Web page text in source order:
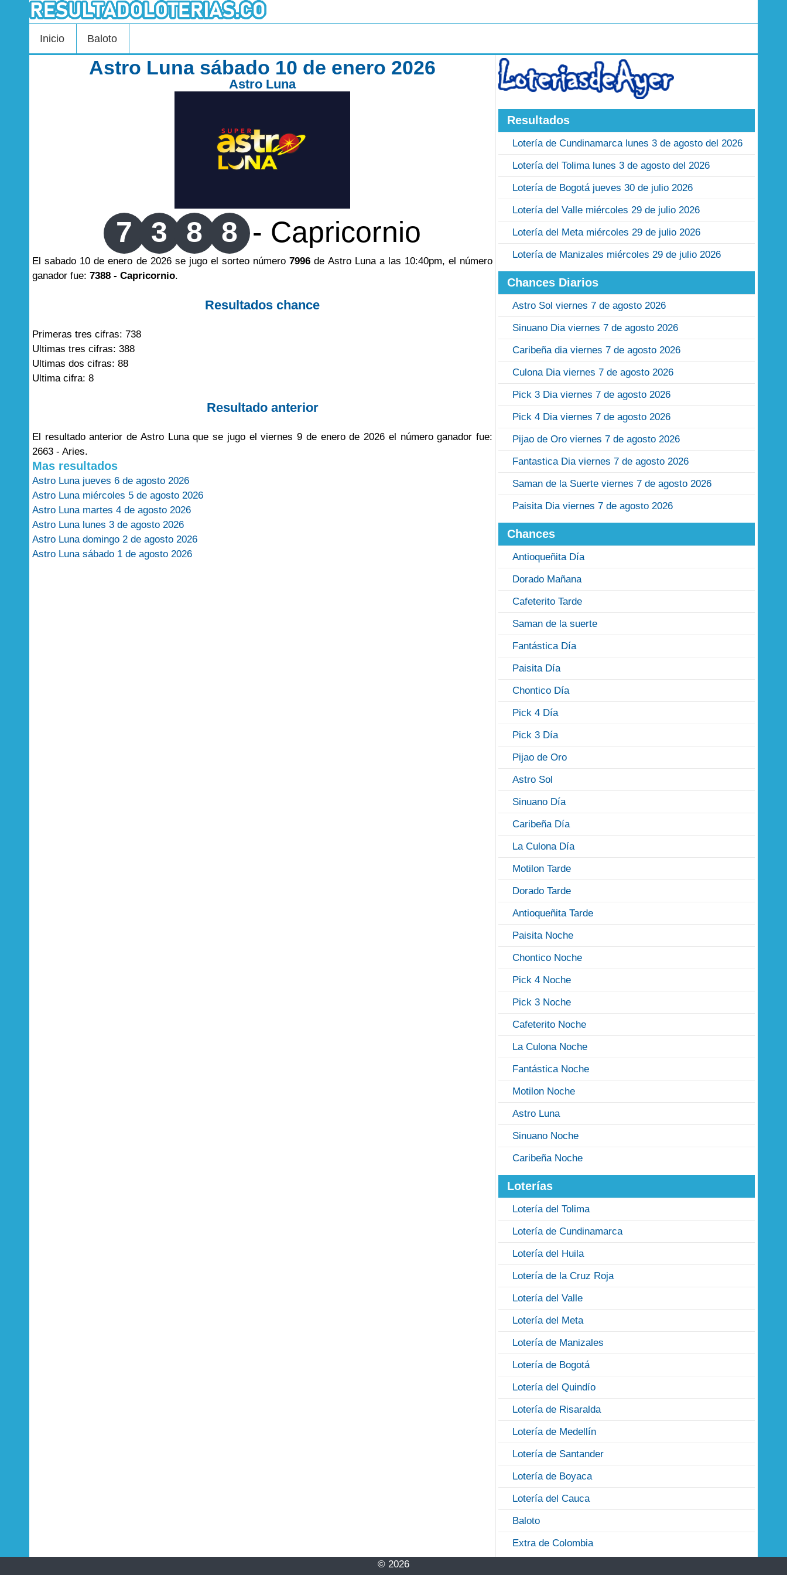
Inicio Baloto
Astro Luna sábado 10 de enero 2026
Astro Luna
7 3 8 8 - Capricornio
El sabado 10 de enero de 2026 se jugo el sorteo número7996 de Astro Luna a las 10:40pm, el número
ganador fue: 7388 - Capricornio.
Resultados chance
Primeras tres cifras: 738
Ultimas tres cifras: 388
Ultimas dos cifras: 88
Ultima cifra: 8
Resultado anterior
El resultado anterior de Astro Luna que se jugo el viernes 9 de enero de 2026 el número ganador fue:
2663 - Aries.
Mas resultados
Astro Luna jueves 6 de agosto 2026
Astro Luna miércoles 5 de agosto 2026
Astro Luna martes 4 de agosto 2026
Astro Luna lunes 3 de agosto 2026
Astro Luna domingo 2 de agosto 2026
Astro Luna sábado 1 de agosto 2026
Resultados
Lotería de Cundinamarca lunes 3 de agosto del 2026
Lotería del Tolima lunes 3 de agosto del 2026
Lotería de Bogotá jueves 30 de julio 2026
Lotería del Valle miércoles 29 de julio 2026
Lotería del Meta miércoles 29 de julio 2026
Lotería de Manizales miércoles 29 de julio 2026
Chances Diarios
Astro Sol viernes 7 de agosto 2026
Sinuano Dia viernes 7 de agosto 2026
Caribeña dia viernes 7 de agosto 2026
Culona Dia viernes 7 de agosto 2026
Pick 3 Dia viernes 7 de agosto 2026
Pick 4 Dia viernes 7 de agosto 2026
Pijao de Oro viernes 7 de agosto 2026
Fantastica Dia viernes 7 de agosto 2026
Saman de la Suerte viernes 7 de agosto 2026
Paisita Dia viernes 7 de agosto 2026
Chances
Antioqueñita Día
Dorado Mañana
Cafeterito Tarde
Saman de la suerte
Fantástica Día
Paisita Día
Chontico Día
Pick 4 Día
Pick 3 Día
Pijao de Oro
Astro Sol
Sinuano Día
Caribeña Día
La Culona Día
Motilon Tarde
Dorado Tarde
Antioqueñita Tarde
Paisita Noche
Chontico Noche
Pick 4 Noche
Pick 3 Noche
Cafeterito Noche
La Culona Noche
Fantástica Noche
Motilon Noche
Astro Luna
Sinuano Noche
Caribeña Noche
Loterías
Lotería del Tolima
Lotería de Cundinamarca
Lotería del Huila
Lotería de la Cruz Roja
Lotería del Valle
Lotería del Meta
Lotería de Manizales
Lotería de Bogotá
Lotería del Quindío
Lotería de Risaralda
Lotería de Medellín
Lotería de Santander
Lotería de Boyaca
Lotería del Cauca
Baloto
Extra de Colombia
© 2026